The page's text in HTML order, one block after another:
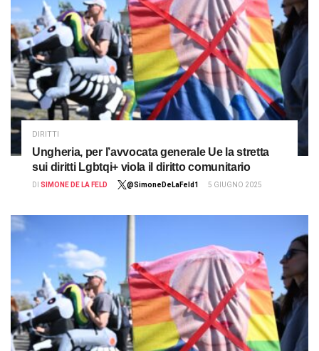
DIRITTI
Ungheria, per l’avvocata generale Ue la stretta
sui diritti Lgbtqi+ viola il diritto comunitario
DI SIMONE DE LA FELD @SimoneDeLaFeld1 5 GIUGNO 2025